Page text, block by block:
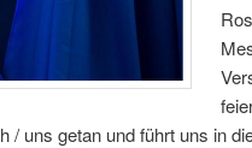
/ uns getan und führt uns in